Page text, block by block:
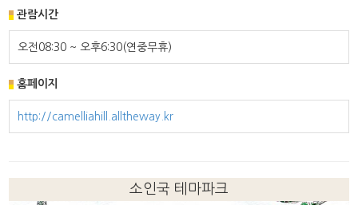
관람시간
오전08:30 ~ 오후6:30(연중무휴)
홈페이지
http://camelliahill.alltheway.kr
소인국 테마파크